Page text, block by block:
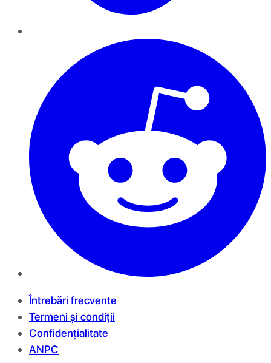
Întrebări frecvente
Termeni și condiții
Confidențialitate
ANPC